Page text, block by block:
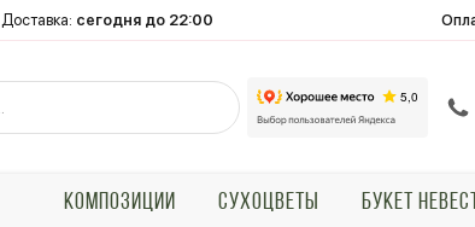
Доставка: сегодня до 22:00
КОМПОЗИЦИИ СУХОЦВЕТЫ БУКЕТ